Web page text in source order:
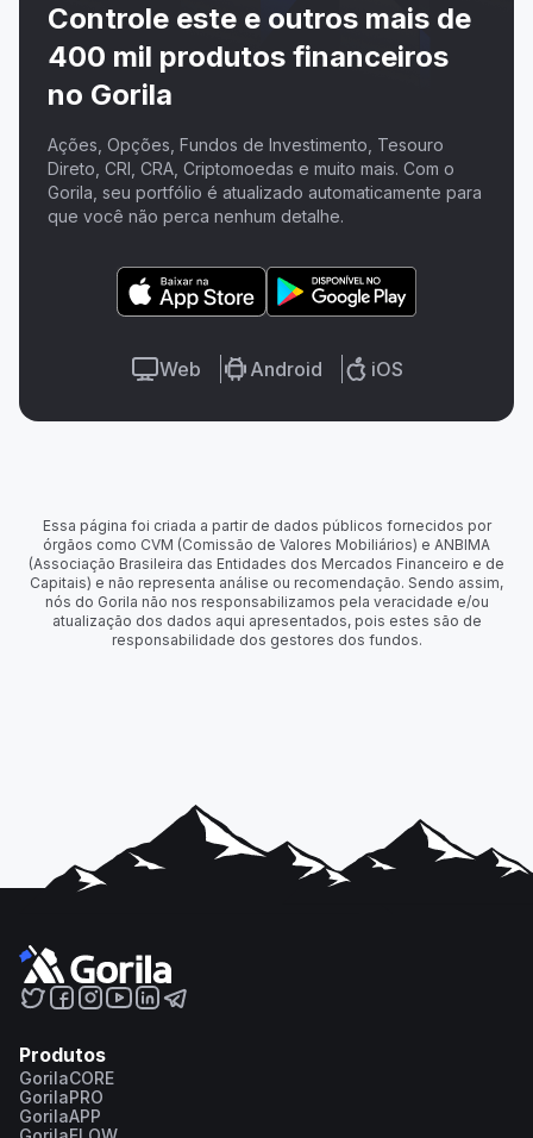
Controle este e outros mais de
400 mil produtos financeiros
no Gorila
Ações, Opções, Fundos de Investimento, Tesouro
Direto, CRI, CRA, Criptomoedas e muito mais. Com o
Gorila, seu portfólio é atualizado automaticamente para
que você não perca nenhum detalhe.
Web Android iOS
Essa página foi criada a partir de dados públicos fornecidos por
órgãos como CVM (Comissão de Valores Mobiliários) e ANBIMA
(Associação Brasileira das Entidades dos Mercados Financeiro e de
Capitais) e não representa análise ou recomendação. Sendo assim,
nós do Gorila não nos responsabilizamos pela veracidade e/ou
atualização dos dados aqui apresentados, pois estes são de
responsabilidade dos gestores dos fundos.
Produtos
GorilaCORE
GorilaPRO
GorilaAPP